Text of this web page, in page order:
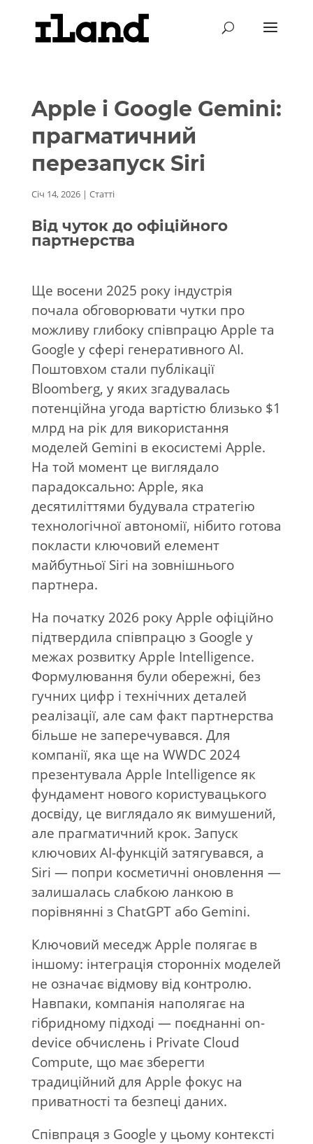
Apple і Google Gemini:
прагматичний
перезапуск Siri
Січ 14, 2026| Статті
Від чуток до офіційного
партнерства
Ще восени 2025 року індустрія
почала обговорювати чутки про
можливу глибоку співпрацю Apple та
Google у сфері генеративного AI.
Поштовхом стали публікації
Bloomberg, у яких згадувалась
потенційна угода вартістю близько $1
млрд на рік для використання
моделей Gemini в екосистемі Apple.
На той момент це виглядало
парадоксально: Apple, яка
десятиліттями будувала стратегію
технологічної автономії, нібито готова
покласти ключовий елемент
майбутньої Siri на зовнішнього
партнера.
На початку 2026 року Apple офіційно
підтвердила співпрацю з Google у
межах розвитку Apple Intelligence.
Формулювання були обережні, без
гучних цифр і технічних деталей
реалізації, але сам факт партнерства
більше не заперечувався. Для
компанії, яка ще на WWDC 2024
презентувала Apple Intelligence як
фундамент нового користувацького
досвіду, це виглядало як вимушений,
але прагматичний крок. Запуск
ключових AI-функцій затягувався, а
Siri — попри косметичні оновлення —
залишалась слабкою ланкою в
порівнянні з ChatGPT або Gemini.
Ключовий меседж Apple полягає в
іншому: інтеграція сторонніх моделей
не означає відмову від контролю.
Навпаки, компанія наполягає на
гібридному підході — поєднанні on-
device обчислень і Private Cloud
Compute, що має зберегти
традиційний для Apple фокус на
приватності та безпеці даних.
Співпраця з Google у цьому контексті